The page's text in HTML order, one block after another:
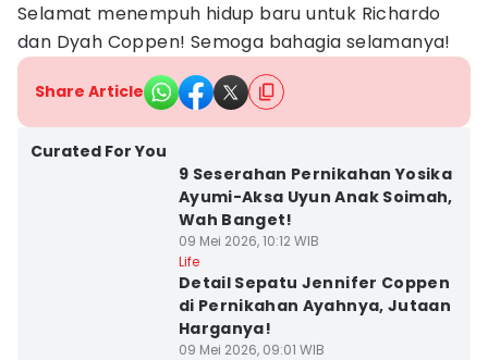
Selamat menempuh hidup baru untuk Richardo
dan Dyah Coppen! Semoga bahagia selamanya!
Share Article
Curated For You
9 Seserahan Pernikahan Yosika
Ayumi-Aksa Uyun Anak Soimah,
Wah Banget!
09 Mei 2026, 10:12 WIB
Life
Detail Sepatu Jennifer Coppen
di Pernikahan Ayahnya, Jutaan
Harganya!
09 Mei 2026, 09:01 WIB